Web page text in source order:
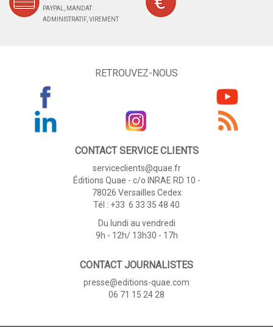
PAYPAL, MANDAT
ADMINISTRATIF, VIREMENT
RETROUVEZ-NOUS
CONTACT SERVICE CLIENTS
serviceclients@quae.fr
Éditions Quae - c/o INRAE RD 10 -
78026 Versailles Cedex
Tél : +33 6 33 35 48 40
Du lundi au vendredi
9h - 12h/ 13h30 - 17h
CONTACT JOURNALISTES
presse@editions-quae.com
06 71 15 24 28